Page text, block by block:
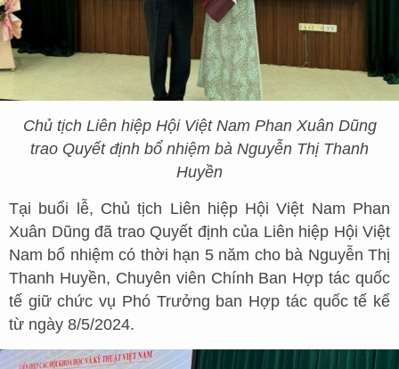
Chủ tịch Liên hiệp Hội Việt Nam Phan Xuân Dũng
trao Quyết định bổ nhiệm bà Nguyễn Thị Thanh
Huyền
Tại buổi lễ, Chủ tịch Liên hiệp Hội Việt Nam Phan
Xuân Dũng đã trao Quyết định của Liên hiệp Hội Việt
Nam bổ nhiệm có thời hạn 5 năm cho bà Nguyễn Thị
Thanh Huyền, Chuyên viên Chính Ban Hợp tác quốc
tế giữ chức vụ Phó Trưởng ban Hợp tác quốc tế kể
từ ngày 8/5/2024.